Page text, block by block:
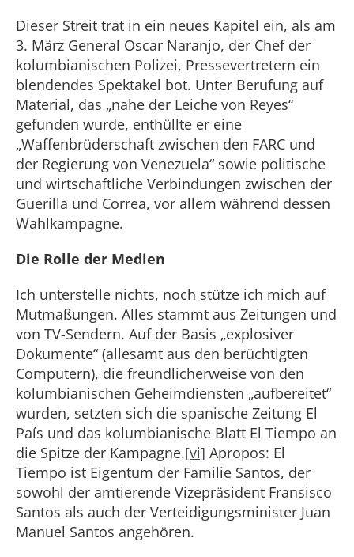
Dieser Streit trat in ein neues Kapitel ein, als am
3. März General Oscar Naranjo, der Chef der
kolumbianischen Polizei, Pressevertretern ein
blendendes Spektakel bot. Unter Berufung auf
Material, das „nahe der Leiche von Reyes“
gefunden wurde, enthüllte er eine
„Waffenbrüderschaft zwischen den FARC und
der Regierung von Venezuela“ sowie politische
und wirtschaftliche Verbindungen zwischen der
Guerilla und Correa, vor allem während dessen
Wahlkampagne.
Die Rolle der Medien
Ich unterstelle nichts, noch stütze ich mich auf
Mutmaßungen. Alles stammt aus Zeitungen und
von TV-Sendern. Auf der Basis „explosiver
Dokumente“ (allesamt aus den berüchtigten
Computern), die freundlicherweise von den
kolumbianischen Geheimdiensten „aufbereitet“
wurden, setzten sich die spanische Zeitung El
País und das kolumbianische Blatt El Tiempo an
die Spitze der Kampagne.[vi] Apropos: El
Tiempo ist Eigentum der Familie Santos, der
sowohl der amtierende Vizepräsident Fransisco
Santos als auch der Verteidigungsminister Juan
Manuel Santos angehören.